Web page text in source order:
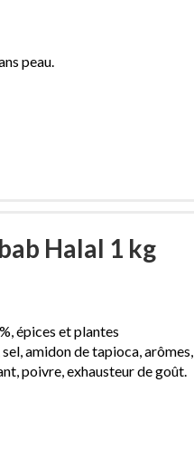
peau.
Halal 1 kg
épices et plantes
amidon de tapioca, arômes,
poivre, exhausteur de goût.